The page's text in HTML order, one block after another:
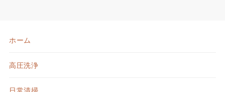
ホーム
高圧洗浄
日常清掃